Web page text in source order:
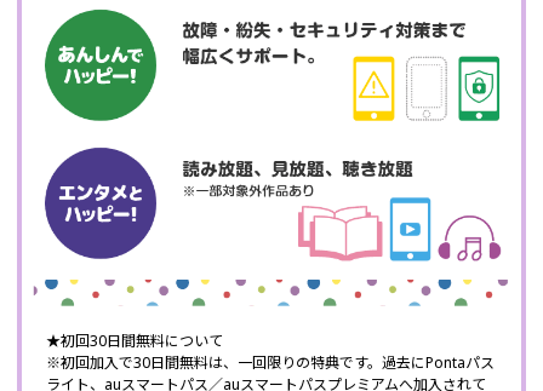
★初回30日間無料について
※初回加入で30日間無料は、一回限りの特典です。過去にPontaパス
ライト、auスマートパス／auスマートパスプレミアムへ加入されて